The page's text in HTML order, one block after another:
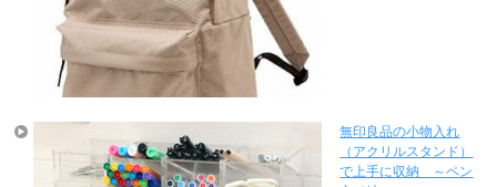
無印良品の小物入れ
（アクリルスタンド）
で上手に収納 ～ペン